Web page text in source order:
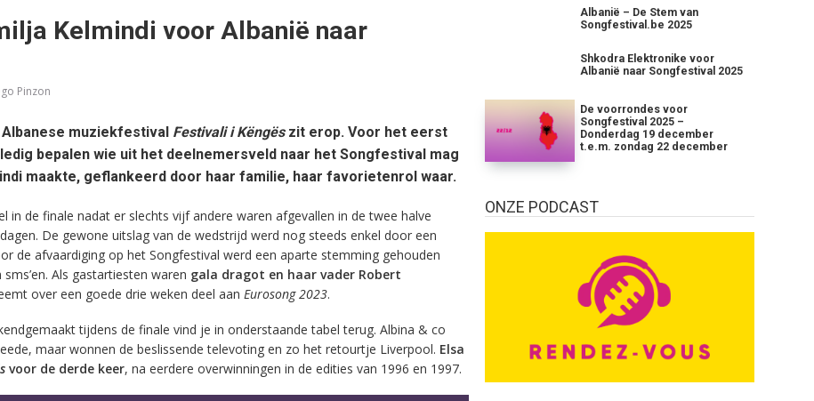
Kelmindi voor Albanië naar
Pinzon
muziekfestival Festivali i Këngëszit erop. Voor het eerst
bepalen wie uit het deelnemersveld naar het Songfestival mag
maakte, geflankeerd door haar familie, haar favorietenrol waar.
in de finale nadat er slechts vijf andere waren afgevallen in de twee halve
De gewone uitslag van de wedstrijd werd nog steeds enkel door een
de afvaardiging op het Songfestival werd een aparte stemming gehouden
Als gastartiesten waren gala dragot en haar vader Robert
over een goede drie weken deel aan Eurosong 2023.
tijdens de finale vind je in onderstaande tabel terug. Albina & co
maar wonnen de beslissende televoting en zo het retourtje Liverpool. Elsa
voor de derde keer, na eerdere overwinningen in de edities van 1996 en 1997.
Albanië – De Stem van
Songfestival.be 2025
Shkodra Elektronike voor
Albanië naar Songfestival 2025
De voorrondes voor
Songfestival 2025 –
Donderdag 19 december
t.e.m. zondag 22 december
ONZE PODCAST